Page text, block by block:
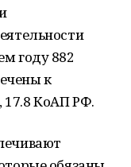
году 882
к
17.8 КоАП РФ.